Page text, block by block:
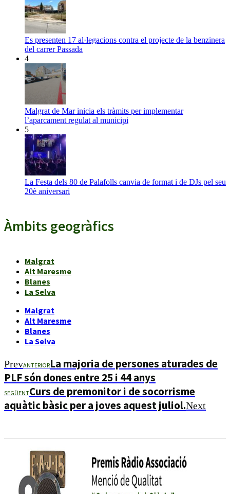
Es presenten 17 al·legacions contra el projecte de la benzinera
del carrer Passada
4
Malgrat de Mar inicia els tràmits per implementar
l’aparcament regulat al municipi
5
La Festa dels 80 de Palafolls canvia de format i de DJs pel seu
20è aniversari
Àmbits geogràfics
Malgrat
Alt Maresme
Blanes
La Selva
Malgrat
Alt Maresme
Blanes
La Selva
PrevANTERIORLa majoria de persones aturades de
PLF són dones entre 25 i 44 anys
SEGÜENTCurs de premonitor i de socorrisme
aquàtic bàsic per a joves aquest juliol.Next